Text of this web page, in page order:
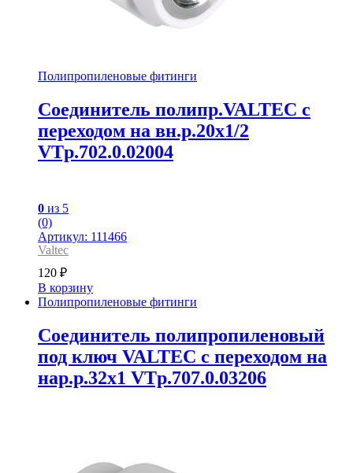
Полипропиленовые фитинги
Соединитель полипр.VALTEC с
переходом на вн.р.20х1/2
VTp.702.0.02004
0 из 5
(0)
Артикул: 111466
Valtec
120 ₽
В корзину
Полипропиленовые фитинги
Соединитель полипропиленовый
под ключ VALTEC с переходом на
нар.р.32х1 VTp.707.0.03206